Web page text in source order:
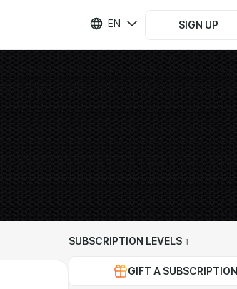
EN SIGN UP
SUBSCRIPTION LEVELS 1
GIFT A SUBSCRIPTION